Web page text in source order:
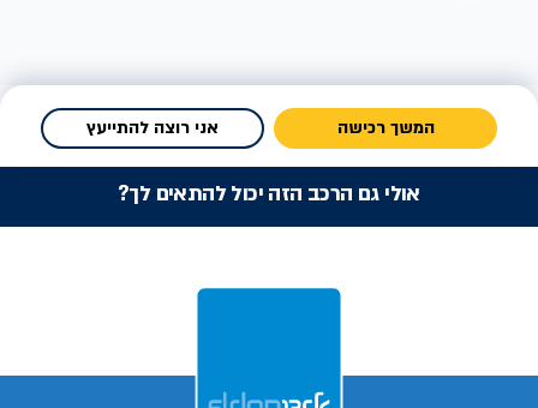
המשך רכישה אני רוצה להתייעץ
אולי גם הרכב הזה יכול להתאים לך?